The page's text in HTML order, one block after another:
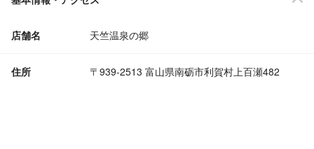
店舗名 天竺温泉の郷
住所 〒939-2513 富山県南砺市利賀村上百瀬482